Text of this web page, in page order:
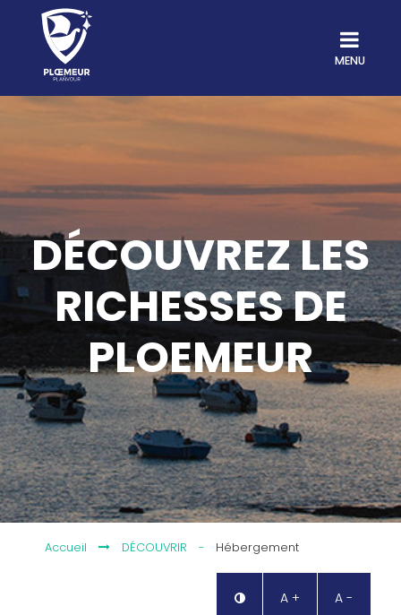
MENU
DÉCOUVREZ LES
RICHESSES DE
PLOEMEUR
Accueil DÉCOUVRIR - Hébergement
A + A -